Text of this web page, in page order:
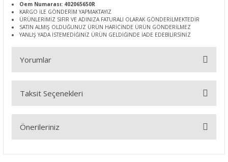
Oem Numarası: 402065650R
KARGO İLE GÖNDERİM YAPMAKTAYIZ
ÜRÜNLERİMİZ SIFIR VE ADINIZA FATURALI OLARAK GÖNDERİLMEKTEDİR
SATIN ALMIŞ OLDUĞUNUZ ÜRÜN HARİCİNDE ÜRÜN GÖNDERİLMEZ
YANLIŞ YADA İSTEMEDİĞİNİZ ÜRÜN GELDİĞİNDE İADE EDEBİLİRSİNİZ
Yorumlar
Bu ürüne ilk yorumu siz yapın!
Taksit Seçenekleri
Önerileriniz